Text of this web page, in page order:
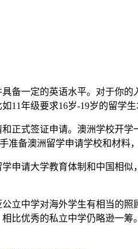
一定的英语水平。对于你的
11年级要求16岁-19岁的留学
式签证申请。澳洲学校开学
备澳洲留学申请学校和材料
请大学教育体制和中国相似
中学对海外学生有相当的照
比优秀的私立中学仍略逊一筹。